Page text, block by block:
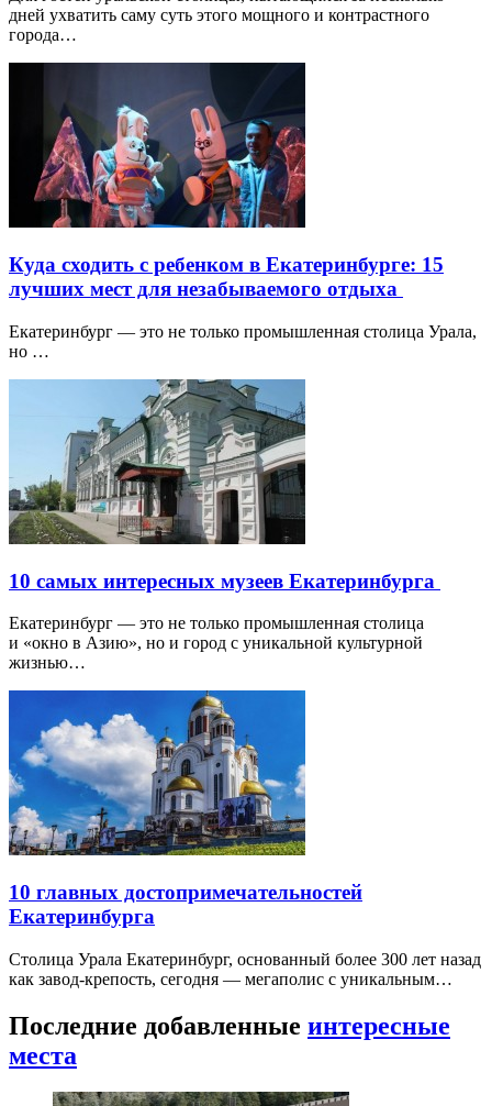
дней ухватить саму суть этого мощного и контрастного
города…
Куда сходить с ребенком в Екатеринбурге: 15
лучших мест для незабываемого отдыха
Екатеринбург — это не только промышленная столица Урала,
но …
10 самых интересных музеев Екатеринбурга
Екатеринбург — это не только промышленная столица
и «окно в Азию», но и город с уникальной культурной
жизнью…
10 главных достопримечательностей
Екатеринбурга
Столица Урала Екатеринбург, основанный более 300 лет назад
как завод-крепость, сегодня — мегаполис с уникальным…
Последние добавленные интересные
места